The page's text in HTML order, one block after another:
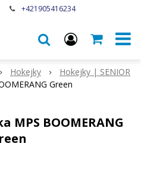
+421905416234
Hokejky
Hokejky | SENIOR
Green
BOOMERANG